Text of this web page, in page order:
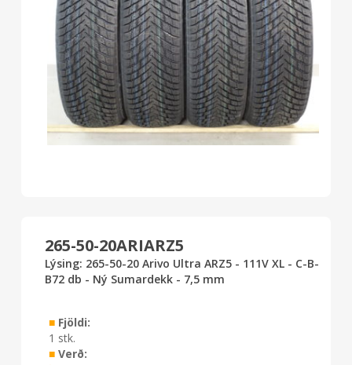
Lýsing: 265-50-20 Arivo Ultra ARZ5 - 111V XL - C-B-
B72 db - Ný Sumardekk - 7,5 mm
■Fjöldi:
1 stk.
■Verð:
265-50-20ARIARZ5